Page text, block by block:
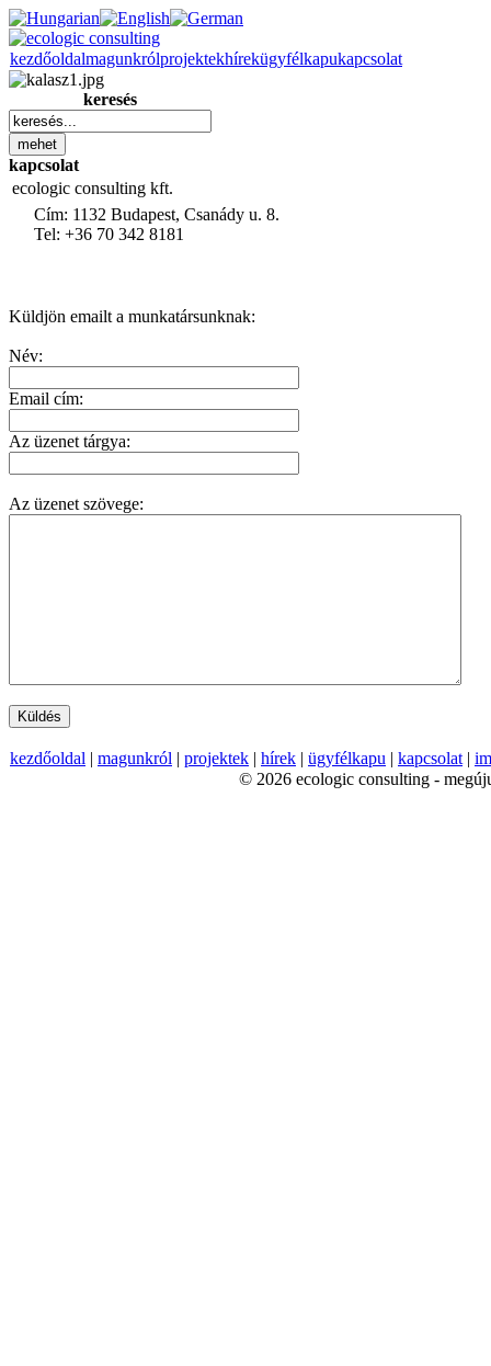
kezdőoldalmagunkrólprojektekhírekügyfélkapukapcsolat
keresés
kapcsolat
ecologic consulting kft.
Cím: 1132 Budapest, Csanády u. 8.
Tel: +36 70 342 8181
Küldjön emailt a munkatársunknak:
Név:
Email cím:
Az üzenet tárgya:
Az üzenet szövege:
kezdőoldal | magunkról | projektek | hírek | ügyfélkapu | kapcsolat |
© 2026 ecologic consulting -